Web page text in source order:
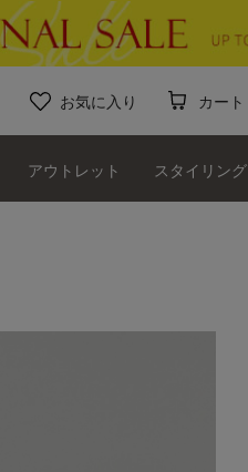
お気に入り カート
アウトレット スタイリング